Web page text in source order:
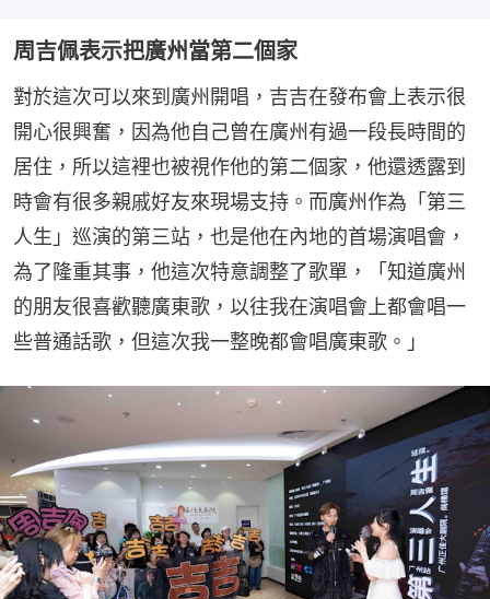
周吉佩表示把廣州當第二個家
對於這次可以來到廣州開唱，吉吉在發布會上表示很
開心很興奮，因為他自己曾在廣州有過一段長時間的
居住，所以這裡也被視作他的第二個家，他還透露到
時會有很多親戚好友來現場支持。而廣州作為「第三
人生」巡演的第三站，也是他在內地的首場演唱會，
為了隆重其事，他這次特意調整了歌單，「知道廣州
的朋友很喜歡聽廣東歌，以往我在演唱會上都會唱一
些普通話歌，但這次我一整晚都會唱廣東歌。」